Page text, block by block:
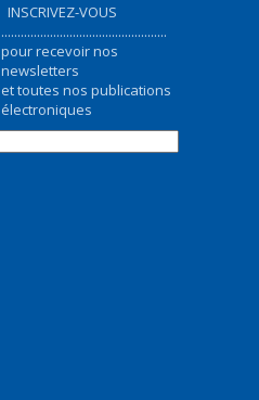
INSCRIVEZ-VOUS
...................................................
pour recevoir nos
newsletters
et toutes nos publications
électroniques